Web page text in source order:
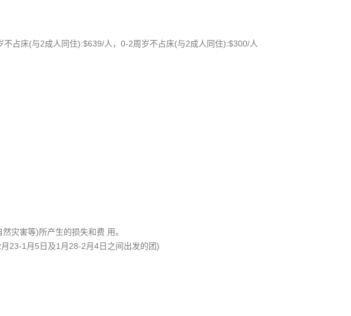
占床(与2成人同住):$639/人，0-2周岁不占床(与2成人同住):$300/人
灾害等)所产生的损失和费 用。
23-1月5日及1月28-2月4日之间出发的团)